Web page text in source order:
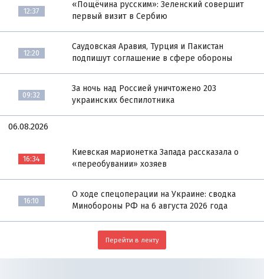
12:37
«Пощёчина русским»: Зеленский совершит
первый визит в Сербию
12:20
Саудовская Аравия, Турция и Пакистан
подпишут соглашение в сфере обороны
09:32
За ночь над Россией уничтожено 203
украинских беспилотника
06.08.2026
16:34
Киевская марионетка Запада рассказала о
«переобувании» хозяев
16:10
О ходе спецоперации на Украине: сводка
Минобороны РФ на 6 августа 2026 года
Перейти в ленту